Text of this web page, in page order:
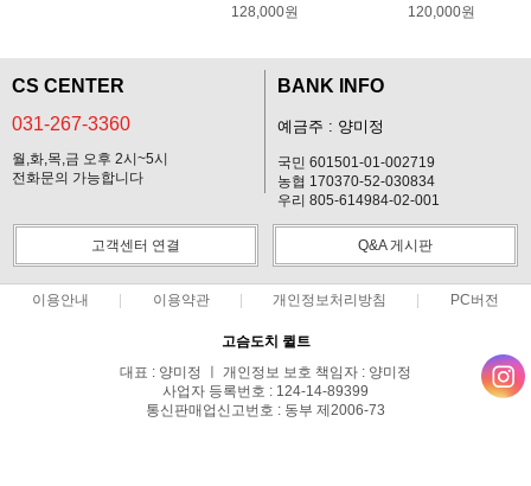
128,000원
120,000원
CS CENTER
031-267-3360
월,화,목,금 오후 2시~5시
전화문의 가능합니다
BANK INFO
예금주 : 양미정
국민 601501-01-002719
농협 170370-52-030834
우리 805-614984-02-001
고객센터 연결 Q&A 게시판
이용안내 이용약관 개인정보처리방침 PC버전
고슴도치 퀼트
대표 : 양미정 ㅣ 개인정보 보호 책임자 : 양미정
사업자 등록번호 : 124-14-89399
통신판매업신고번호 : 동부 제2006-73